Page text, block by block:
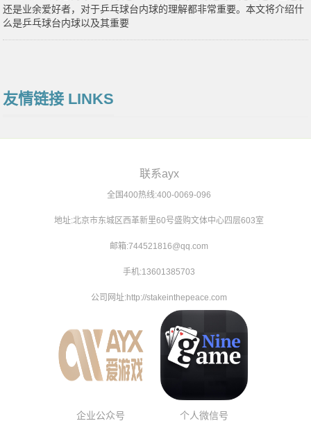
还是业余爱好者，对于乒乓球台内球的理解都非常重要。本文将介绍什
么是乒乓球台内球以及其重要
友情链接 LINKS
联系ayx
全国400热线:400-0069-096
地址:北京市东城区西革新里60号盛购文体中心四层603室
邮箱:744521816@qq.com
手机:13601385703
公司网址:http://stakeinthepeace.com
企业公众号 个人微信号